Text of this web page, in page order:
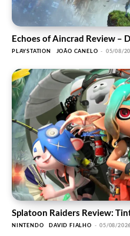
Echoes of Aincrad Review –
PLAYSTATION JOÃO CANELO - 05/08/
Splatoon Raiders Review:
NINTENDO DAVID FIALHO - 05/08/2026